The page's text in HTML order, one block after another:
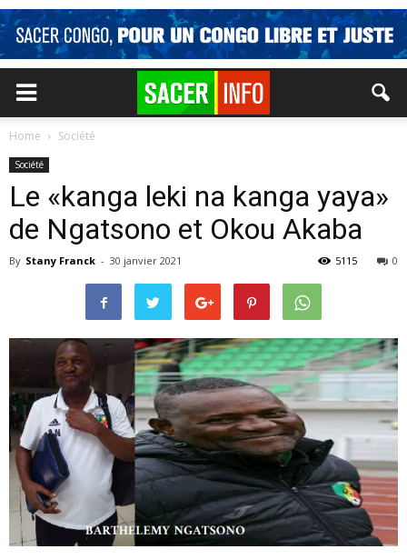
Home Société
Société
Le «kanga leki na kanga yaya»
de Ngatsono et Okou Akaba
By Stany Franck - 30 janvier 2021 0
5115